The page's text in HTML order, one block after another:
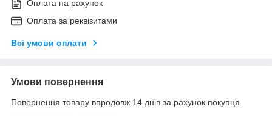
Оплата на рахунок
Оплата за реквізитами
Всі умови оплати
Умови повернення
Повернення товару впродовж 14 днів за рахунок покупця